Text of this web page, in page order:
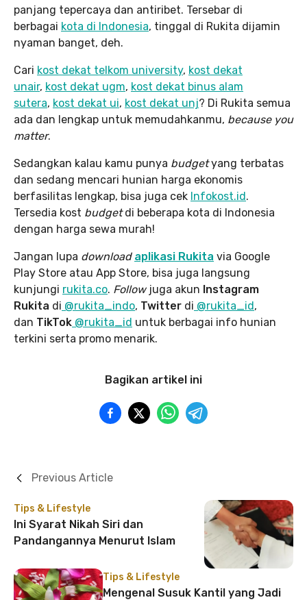
panjang tepercaya dan antiribet. Tersebar di
berbagai kota di Indonesia, tinggal di Rukita dijamin
nyaman banget, deh.
Cari kost dekat telkom university, kost dekat
unair, kost dekat ugm, kost dekat binus alam
sutera, kost dekat ui, kost dekat unj? Di Rukita semua
ada dan lengkap untuk memudahkanmu, because you
matter.
Sedangkan kalau kamu punya budgetyang terbatas
dan sedang mencari hunian harga ekonomis
berfasilitas lengkap, bisa juga cek Infokost.id.
Tersedia kost budgetdi beberapa kota di Indonesia
dengan harga sewa murah!
Jangan lupa download aplikasi Rukita via Google
Play Store atau App Store, bisa juga langsung
kunjungi rukita.co. Followjuga akun Instagram
Rukita di @rukita_indo, Twitter di @rukita_id,
dan TikTok @rukita_id untuk berbagai info hunian
terkini serta promo menarik.
Bagikan artikel ini
Tips & Lifestyle
Ini Syarat Nikah Siri dan
Pandangannya Menurut Islam
Previous Article
Tips & Lifestyle
Mengenal Susuk Kantil yang Jadi